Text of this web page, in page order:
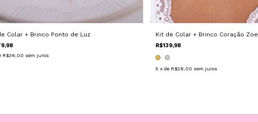
Colar + Brinco Ponto de Luz
R$36,00 sem juros
Kit de Colar + Brinco Coração Zoe
R$139,98
5 x de R$28,00 sem juros